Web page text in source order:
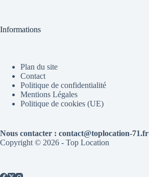
Informations
Plan du site
Contact
Politique de confidentialité
Mentions Légales
Politique de cookies (UE)
Nous contacter : contact@toplocation-71.fr
Copyright © 2026 - Top Location